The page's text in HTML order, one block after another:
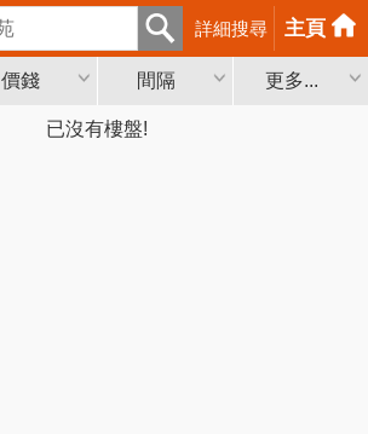
詳細搜尋 主頁
價錢 間隔 更多...
已沒有樓盤!